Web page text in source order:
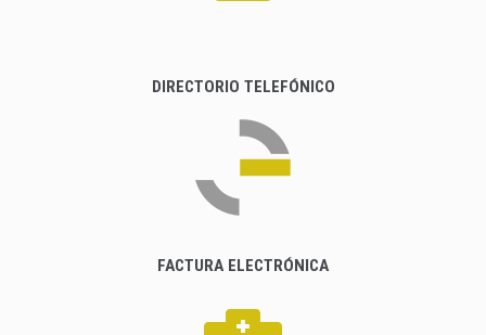
DIRECTORIO TELEFÓNICO
FACTURA ELECTRÓNICA